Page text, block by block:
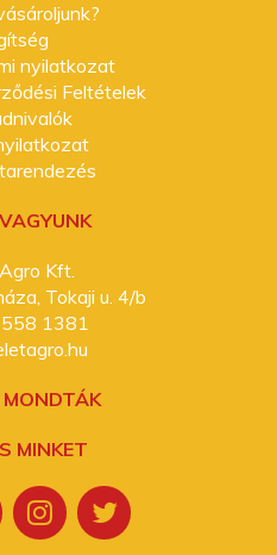
nyilatkozat
Feltételek
Kft.
Tokaji u. 4/b
1381
MONDTÁK
MINKET